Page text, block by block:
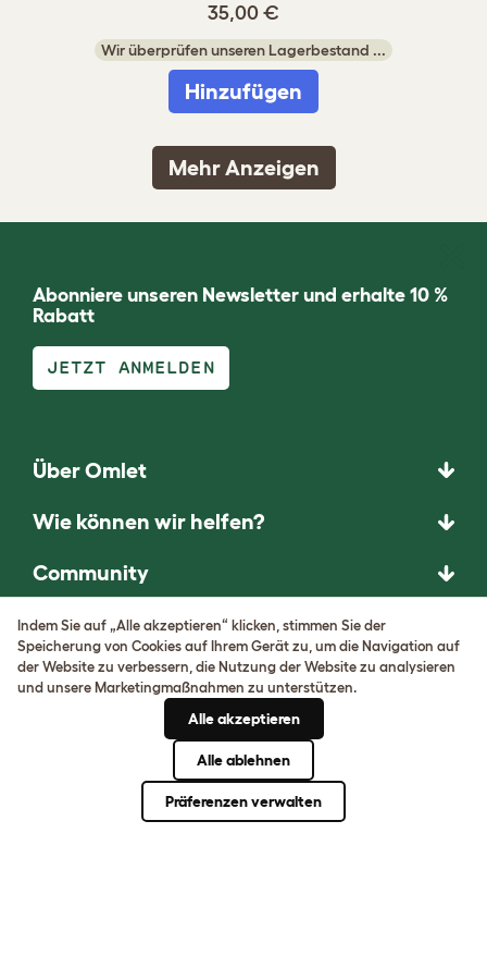
35,00 €
Wir überprüfen unseren Lagerbestand ...
Hinzufügen
Mehr Anzeigen
Abonniere unseren Newsletter und erhalte 10 %
Rabatt
JETZT ANMELDEN
Über Omlet
Wie können wir helfen?
Community
Die besten Haustierrassen
Haustier Ratgeber
DAS UNERWARTETE
FRAGEN. DAS
HERAUSRAGENDE
Indem Sie auf „Alle akzeptieren“ klicken, stimmen Sie der
Speicherung von Cookies auf Ihrem Gerät zu, um die Navigation auf
der Website zu verbessern, die Nutzung der Website zu analysieren
und unsere Marketingmaßnahmen zu unterstützen.
Alle akzeptieren
Alle ablehnen
Präferenzen verwalten